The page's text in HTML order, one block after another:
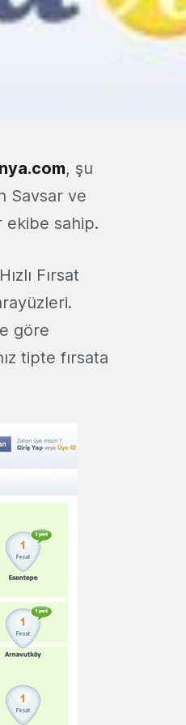
, şu
Savsar ve
ekibe sahip.
Fırsat
göre
tipte fırsata